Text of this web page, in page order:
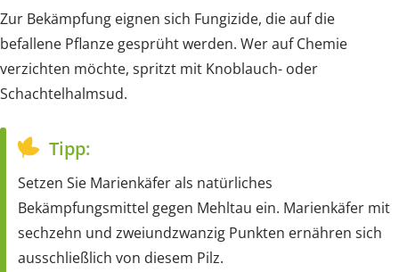
Zur Bekämpfung eignen sich Fungizide, die auf die
befallene Pflanze gesprüht werden. Wer auf Chemie
verzichten möchte, spritzt mit Knoblauch- oder
Schachtelhalmsud.
Tipp:
Setzen Sie Marienkäfer als natürliches
Bekämpfungsmittel gegen Mehltau ein. Marienkäfer mit
sechzehn und zweiundzwanzig Punkten ernähren sich
ausschließlich von diesem Pilz.